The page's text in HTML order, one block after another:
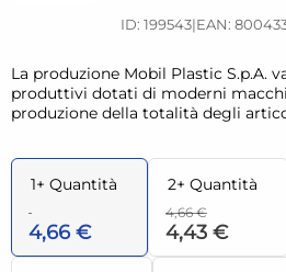
ID: 199543|EAN:
La produzione Mobil Plastic S.p.A.
produttivi dotati di moderni
produzione della totalità degli
1+ Quantità
4,66 €
2+ Quantità
4,66 €
4,43 €